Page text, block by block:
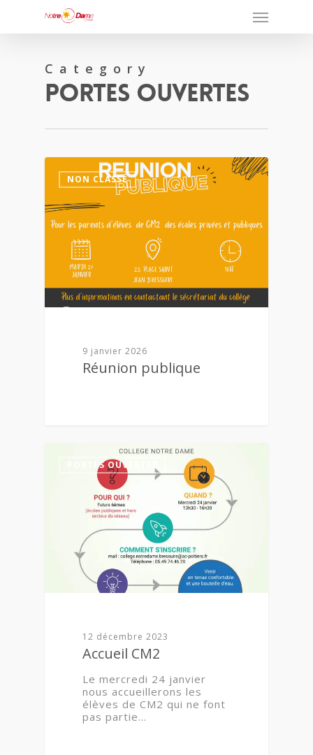
Category
Portes Ouvertes
NON CLASSÉ
9 janvier 2026
Réunion publique
1
PORTES OUVERTES
12 décembre 2023
Accueil CM2
Le mercredi 24 janvier
nous accueillerons les
élèves de CM2 qui ne font
pas partie…
3